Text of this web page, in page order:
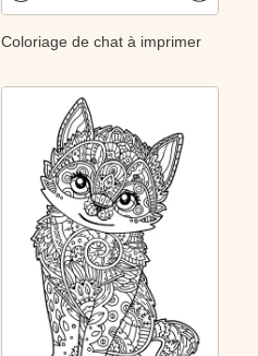
Coloriage de chat à imprimer